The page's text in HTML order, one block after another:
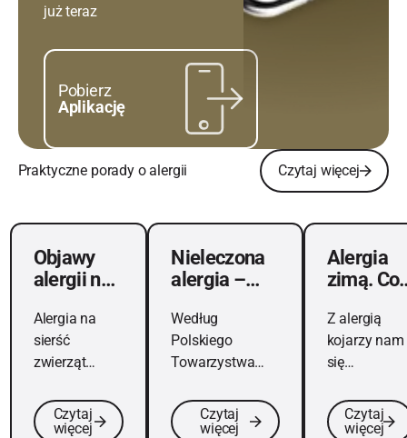
już teraz
Pobierz
Aplikację
Praktyczne porady o alergii
Czytaj więcej
Czytaj więcej
Objawy
alergii na
zwierząt
domowych
Alergia na
sierść
zwierząt
jest częstym
schorzeniem i
Czytaj
więcej
Objawy alergii na sierść zwierząt domowych
Nieleczona
alergia –
możliwe
następstwa
Według
Polskiego
Towarzystwa
na alergię cierpi
prawie połowa
Czytaj
więcej
Nieleczona alergia – poznaj możliwe
Alergia
zimą. Co
gdy nie
pylą
trawy?
Z alergią
kojarzy nam
się
„cieknący
nos” w
Czytaj
więcej
Alergia zimą.